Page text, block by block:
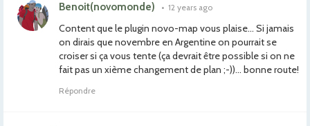
Benoit(novomonde) • 12 years ago
Content que le plugin novo-map vous plaise… Si jamais
on dirais que novembre en Argentine on pourrait se
croiser si ça vous tente (ça devrait être possible si on ne
fait pas un xième changement de plan ;-))… bonne route!
Répondre